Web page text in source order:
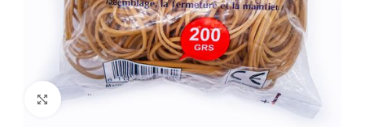
Cliquez pour agrandir